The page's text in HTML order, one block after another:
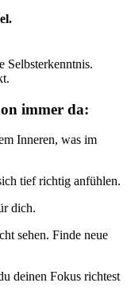
Selbsterkenntnis.
immer da:
Inneren, was im
tief richtig anfühlen.
dich.
sehen. Finde neue
deinen Fokus richtest